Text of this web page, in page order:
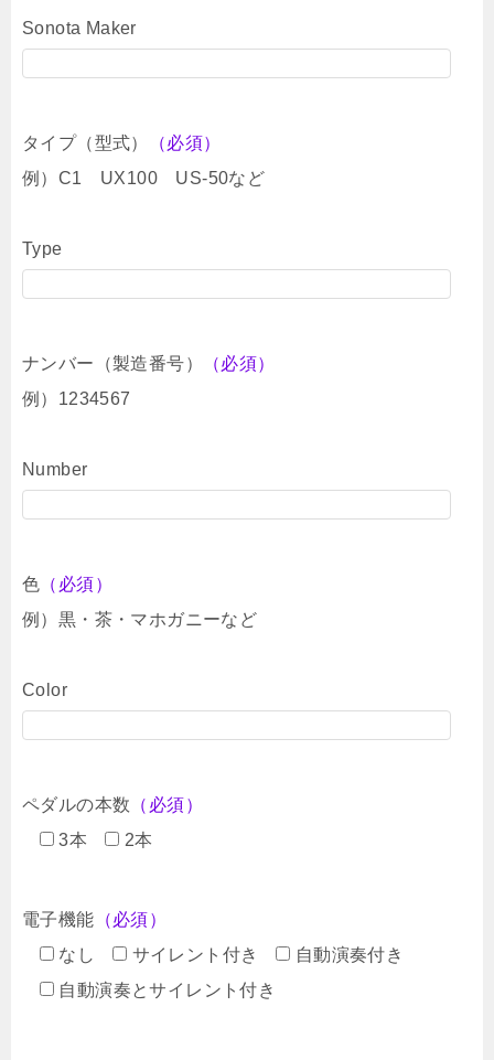
Sonota Maker
タイプ（型式）
（必須）
例）C1 UX100 US-50など
Type
ナンバー（製造番号）
（必須）
例）1234567
Number
色 （必須）
例）黒・茶・マホガニーなど
Color
ペダルの本数 （必須）
3本
2本
電子機能 （必須）
なし
サイレント付き
自動演奏付き
自動演奏とサイレント付き